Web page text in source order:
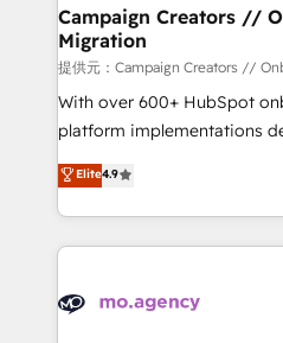
empowering our clients
autonomy. Get to grips with
guided implementation and
the CRM platform into your
you like support in
to your needs and sales
certifications, we are part
services are offered in both
Campaign Creators //
Migration
提供元：Campaign Creators //
With over 600+ HubSpot
platform implementations
Elite Solutions Partner for
migrate, replatform, and
in high-impact CRM and
onboarding from platforms
WordPress and legacy
Elite4.9